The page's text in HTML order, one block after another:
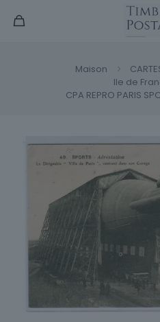
Maison
Ile de
CPA REPRO PARIS